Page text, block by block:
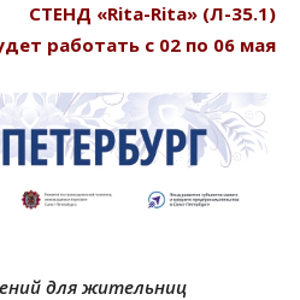
СТЕНД «Rita-Rita» (Л-35.1)
работать с 02 по 06 мая
для жительниц